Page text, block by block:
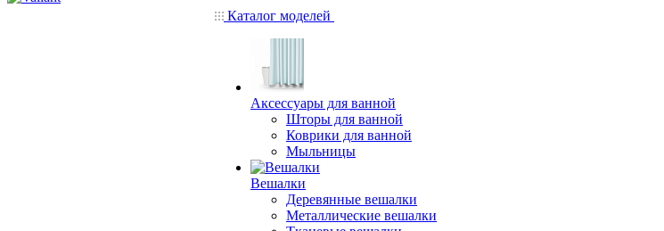
Каталог моделей
Аксессуары для ванной
Шторы для ванной
Коврики для ванной
Мыльницы
Вешалки
Деревянные вешалки
Металлические вешалки